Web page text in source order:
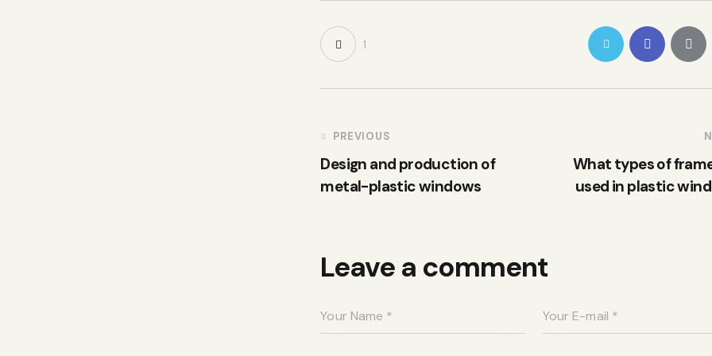
1
PREVIOUS
Design and production of
metal-plastic windows
What types of
used in plastic
Leave a comment